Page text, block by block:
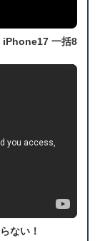
iPhone17 一括8
ない！